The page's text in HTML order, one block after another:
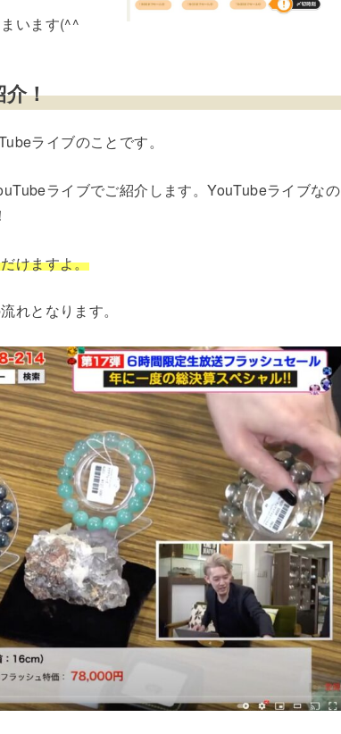
います(^^ゞ
！
ライブのことです。
ライブでご紹介します。YouTubeライブなの
けますよ。
れとなります。